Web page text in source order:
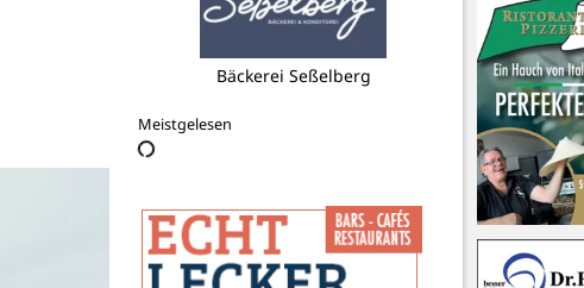
Kreissportverband Ostholstein e.V.
Meistgelesen